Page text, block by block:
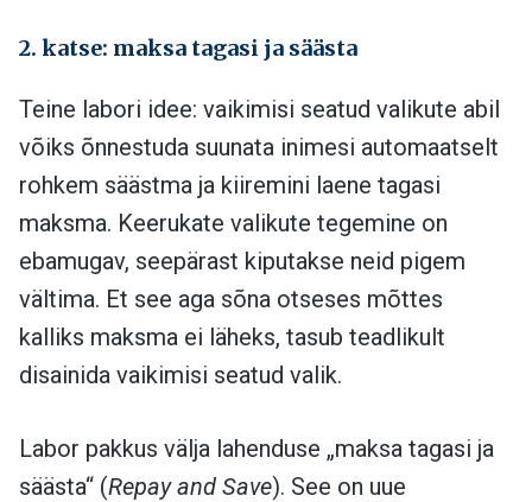
2. katse: maksa tagasi ja säästa
Teine labori idee: vaikimisi seatud valikute abil
võiks õnnestuda suunata inimesi automaatselt
rohkem säästma ja kiiremini laene tagasi
maksma. Keerukate valikute tegemine on
ebamugav, seepärast kiputakse neid pigem
vältima. Et see aga sõna otseses mõttes
kalliks maksma ei läheks, tasub teadlikult
disainida vaikimisi seatud valik.
Labor pakkus välja lahenduse „maksa tagasi ja
säästa“ (Repay and Save). See on uue